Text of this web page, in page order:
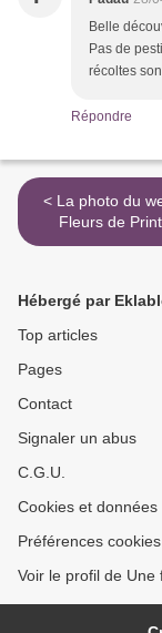
Belle
Pas de
récoltes
Répondre
< La photo du weekend :
Fleurs de
Hébergé par
Top articles
Pages
Contact
Signaler un abus
C.G.U.
Cookies et
Préférences cookies
Voir le profil de Une